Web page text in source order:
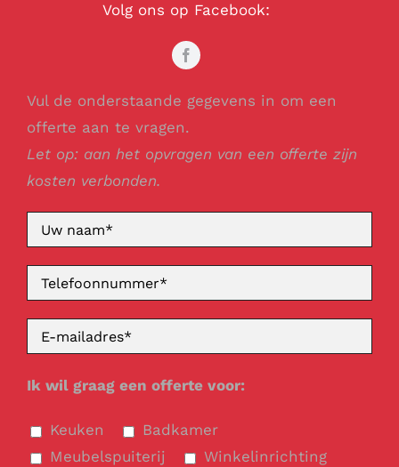
Volg ons op Facebook:
Vul de onderstaande gegevens in om een
offerte aan te vragen.
Let op: aan het opvragen van een offerte zijn
kosten verbonden.
Ik wil graag een offerte voor:
Keuken
Badkamer
Meubelspuiterij
Winkelinrichting